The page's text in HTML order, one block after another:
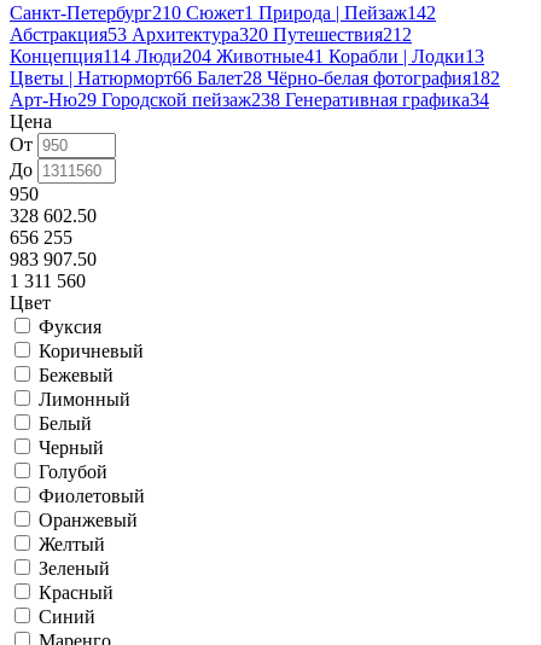
Санкт-Петербург210 Сюжет1 Природа | Пейзаж142
Абстракция53 Архитектура320 Путешествия212
Концепция114 Люди204 Животные41 Корабли | Лодки13
Цветы | Натюрморт66 Балет28 Чёрно-белая фотография182
Арт-Ню29 Городской пейзаж238 Генеративная графика34
Цена
От
До
950
328 602.50
656 255
983 907.50
1 311 560
Цвет
Фуксия
Коричневый
Бежевый
Лимонный
Белый
Черный
Голубой
Фиолетовый
Оранжевый
Желтый
Зеленый
Красный
Синий
Маренго